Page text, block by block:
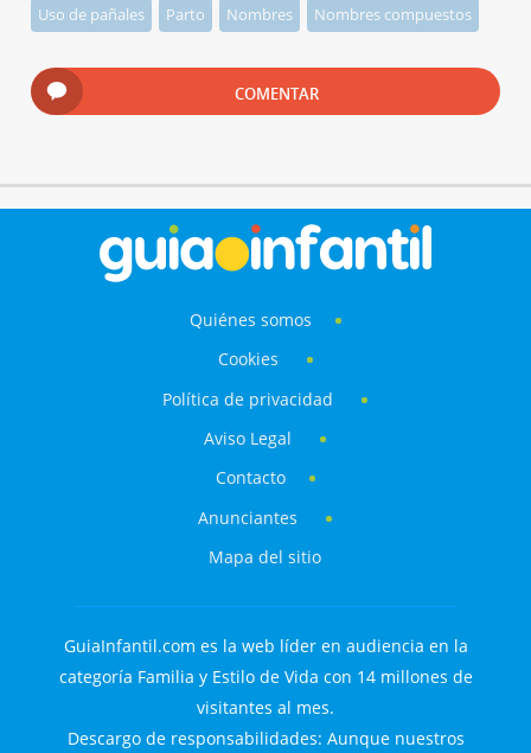
Uso de pañales Parto Nombres Nombres compuestos
COMENTAR
Quiénes somos
Cookies
Política de privacidad
Aviso Legal
Contacto
Anunciantes
Mapa del sitio
GuiaInfantil.com es la web líder en audiencia en la
categoría Familia y Estilo de Vida con 14 millones de
visitantes al mes.
Descargo de responsabilidades: Aunque nuestros